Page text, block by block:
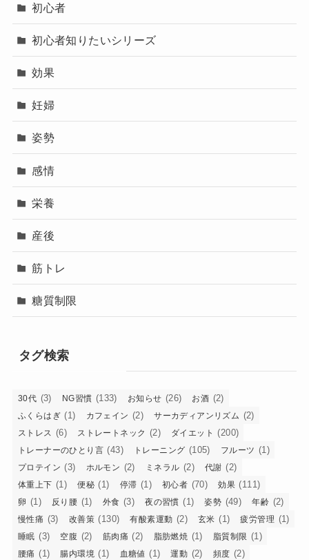
初心者
初心者知りたいシリーズ
効果
妊婦
姿勢
感情
栄養
産後
筋トレ
糖質制限
タグ検索
30代 (3) NG習慣 (133) お知らせ (26) お酒 (2)
ふくらはぎ (1) カフェイン (2) サーカディアンリズム (2)
ストレス (6) ストレートネック (2) ダイエット (200)
トレーナーのひとり言 (43) トレーニング (105) フルーツ (1)
プロテイン (3) ホルモン (2) ミネラル (2) 代謝 (2)
体重上下 (1) 便秘 (1) 停滞 (1) 初心者 (70) 効果 (111)
卵 (1) 反り腰 (1) 外食 (3) 夜の習慣 (1) 姿勢 (49) 年齢 (2)
慢性痛 (3) 改善策 (130) 有酸素運動 (2) 玄米 (1) 疲労管理 (1)
睡眠 (3) 空腹 (2) 筋肉痛 (2) 脂肪燃焼 (1) 脂質制限 (1)
腰痛 (1) 腸内環境 (1) 血糖値 (1) 運動 (2) 頻度 (2)